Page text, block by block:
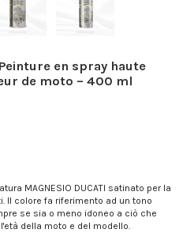
Peinture en spray haute
de moto – 400 ml
MAGNESIO DUCATI satinato per la
Il colore fa riferimento ad un tono
se sia o meno idoneo a ciò che
della moto e del modello.